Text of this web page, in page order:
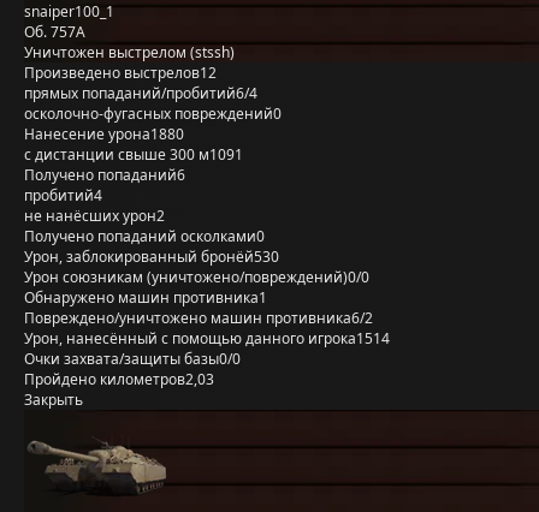
snaiper100_1
Об. 757А
Уничтожен выстрелом (stssh)
Произведено выстрелов12
прямых попаданий/пробитий6/4
осколочно-фугасных повреждений0
Нанесение урона1880
с дистанции свыше 300 м1091
Получено попаданий6
пробитий4
не нанёсших урон2
Получено попаданий осколками0
Урон, заблокированный бронёй530
Урон союзникам (уничтожено/повреждений)0/0
Обнаружено машин противника1
Повреждено/уничтожено машин противника6/2
Урон, нанесённый с помощью данного игрока1514
Очки захвата/защиты базы0/0
Пройдено километров2,03
Закрыть